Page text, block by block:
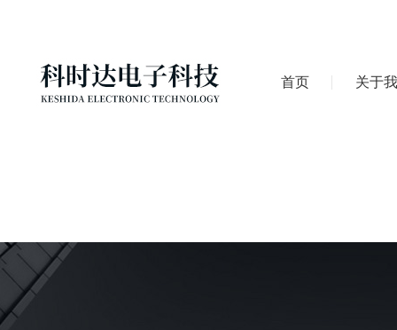
首页 关于